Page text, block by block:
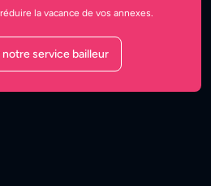
la vacance de vos annexes.
service bailleur